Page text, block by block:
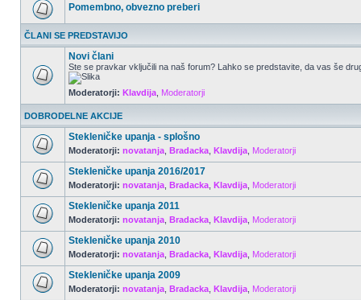
Pomembno, obvezno preberi
ČLANI SE PREDSTAVIJO
Novi člani
Ste se pravkar vključili na naš forum? Lahko se predstavite, da vas še
Moderatorji: Klavdija Moderatorji
DOBRODELNE AKCIJE
Stekleničke upanja - splošno
Moderatorji: novatanja Bradacka Klavdija Moderatorji
Stekleničke upanja 2016/2017
Moderatorji: novatanja Bradacka Klavdija Moderatorji
Stekleničke upanja 2011
Moderatorji: novatanja Bradacka Klavdija Moderatorji
Stekleničke upanja 2010
Moderatorji: novatanja Bradacka Klavdija Moderatorji
Stekleničke upanja 2009
Moderatorji: novatanja Bradacka Klavdija Moderatorji